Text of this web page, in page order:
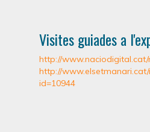
Visites guiades a
http://www.naciodigital.cat/
http://
id=10944